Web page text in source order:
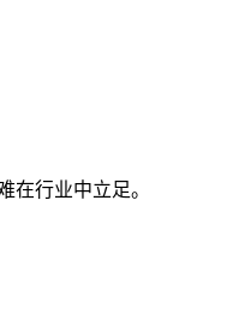
在行业中立足。